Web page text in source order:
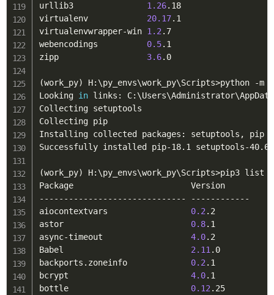
urllib3 1.26.18
virtualenv 20.17.1
virtualenvwrapper-win 1.2 .7
webencodings 0.5.1
zipp 3.6.0
(work_py) H: \py_envs\work_py\Scripts>python -m
Looking in links: C: \Users\Administrator\AppData
Collecting setuptools
Collecting pip
Installing collected packages: setuptools, pip
Successfully installed pip-18.1 setuptools-
(work_py) H: \py_envs\work_py\Scripts>pip3 list
Package                        Version
------------------------------ ------------
aiocontextvars 0.2 .2
astor 0.8.1
async-timeout 4.0.2
Babel 2.11 .0
backports.zoneinfo 0.2 .1
bcrypt 4.0.1
bottle 0.12 .25